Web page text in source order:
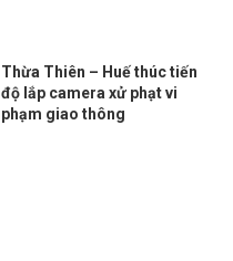
Thừa Thiên – Huế thúc tiến
độ lắp camera xử phạt vi
phạm giao thông